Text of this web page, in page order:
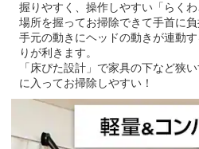
握りやすく、操作しやすい「らく
場所を握ってお掃除できて手首に負
手元の動きにヘッドの動きが連動
りが利きます。
「床ぴた設計」で家具の下など狭
に入ってお掃除しやすい！